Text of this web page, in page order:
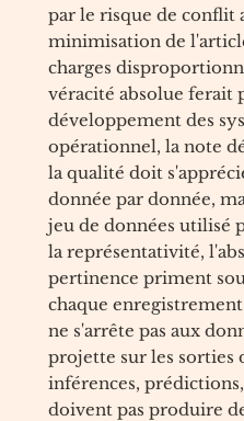
par le risque de conflit
minimisation de
charges
véracité absolue ferait
développement des
opérationnel, la note
la qualité doit
donnée par donnée,
jeu de données utilisé
la représentativité,
pertinence priment
chaque
ne s'arrête pas aux
projette sur les sorties
inférences,
doivent pas produire